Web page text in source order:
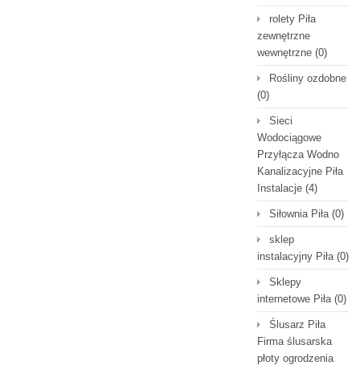
rolety Piła
zewnętrzne
wewnętrzne (0)
Rośliny ozdobne
(0)
Sieci
Wodociągowe
Przyłącza Wodno
Kanalizacyjne Piła
Instalacje (4)
Siłownia Piła(0)
sklep
instalacyjny Piła(0)
Sklepy
internetowe Piła(0)
Ślusarz Piła
Firma ślusarska
płoty ogrodzenia